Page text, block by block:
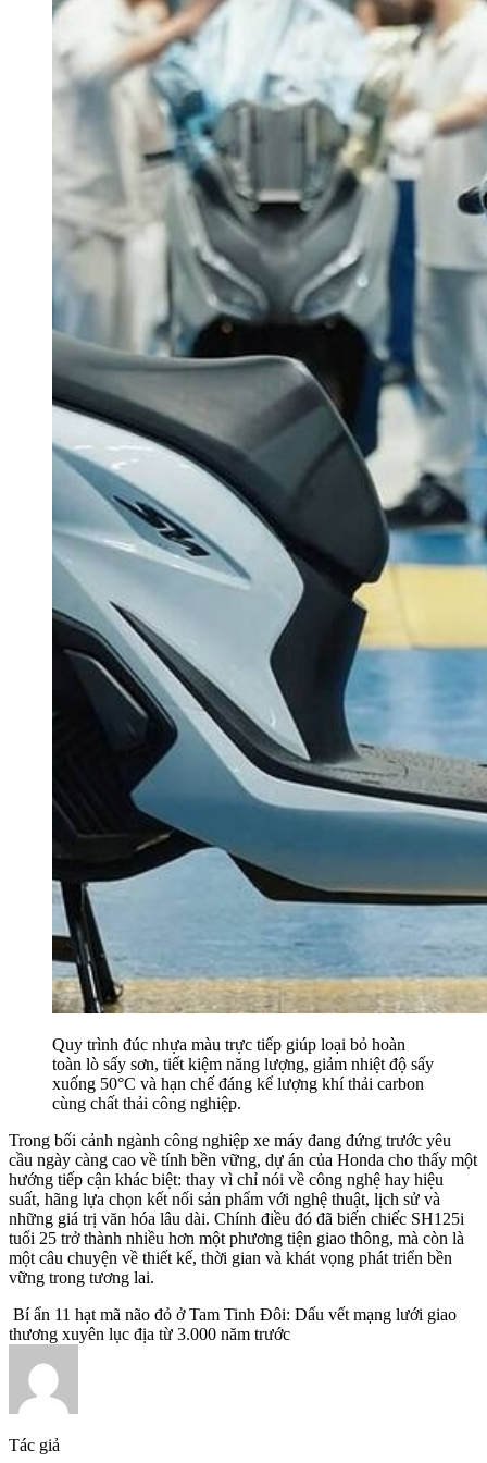
Quy trình đúc nhựa màu trực tiếp giúp loại bỏ hoàn
toàn lò sấy sơn, tiết kiệm năng lượng, giảm nhiệt độ sấy
xuống 50°C và hạn chế đáng kể lượng khí thải carbon
cùng chất thải công nghiệp.
Trong bối cảnh ngành công nghiệp xe máy đang đứng trước yêu
cầu ngày càng cao về tính bền vững, dự án của Honda cho thấy một
hướng tiếp cận khác biệt: thay vì chỉ nói về công nghệ hay hiệu
suất, hãng lựa chọn kết nối sản phẩm với nghệ thuật, lịch sử và
những giá trị văn hóa lâu dài. Chính điều đó đã biến chiếc SH125i
tuổi 25 trở thành nhiều hơn một phương tiện giao thông, mà còn là
một câu chuyện về thiết kế, thời gian và khát vọng phát triển bền
vững trong tương lai.
Bí ẩn 11 hạt mã não đỏ ở Tam Tinh Đôi: Dấu vết mạng lưới giao
thương xuyên lục địa từ 3.000 năm trước
Tác giả